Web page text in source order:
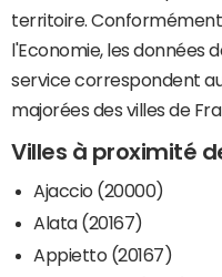
territoire.
l'Economie, les données
service correspondent
majorées des villes de
Villes à proximité
Ajaccio (20000)
Alata (20167)
Appietto (20167)